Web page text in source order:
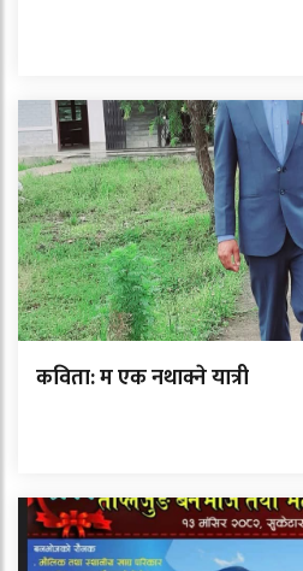
कविता: म एक नथाक्ने यात्री